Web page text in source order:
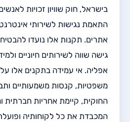
בישראל, חוק שוויון זכויות
התאמת נגישות לשירותי אינטרנט
אתרים. תקנות אלו נועדו
גישה שווה לשירותים חיוניים
אפליה. אי עמידה בתקנים אלו
משפטיות, קנסות משמעותיים
החוקית, קיימת אחריות חברתית
המכבדת את כל לקוחותיה